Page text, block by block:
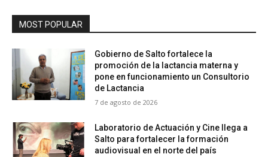
MOST POPULAR
Gobierno de Salto fortalece la
promoción de la lactancia materna y
pone en funcionamiento un Consultorio
de Lactancia
7 de agosto de 2026
Laboratorio de Actuación y Cine llega a
Salto para fortalecer la formación
audiovisual en el norte del país